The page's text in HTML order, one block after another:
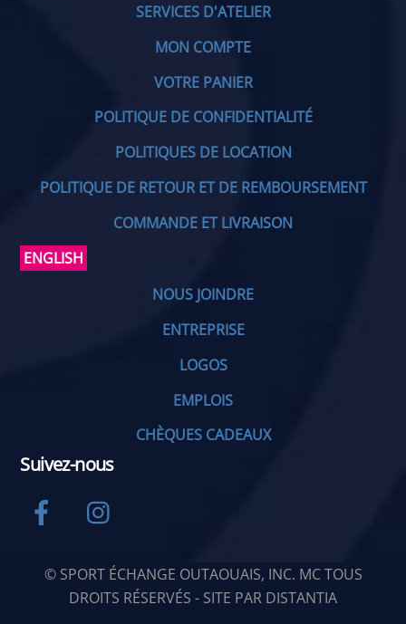
SERVICES D'ATELIER
MON COMPTE
VOTRE PANIER
POLITIQUE DE CONFIDENTIALITÉ
POLITIQUES DE LOCATION
POLITIQUE DE RETOUR ET DE REMBOURSEMENT
COMMANDE ET LIVRAISON
ENGLISH
NOUS JOINDRE
ENTREPRISE
LOGOS
EMPLOIS
CHÈQUES CADEAUX
Suivez-nous
Facebook
© SPORT ÉCHANGE OUTAOUAIS, INC. MC TOUS
DROITS RÉSERVÉS - SITE PAR DISTANTIA